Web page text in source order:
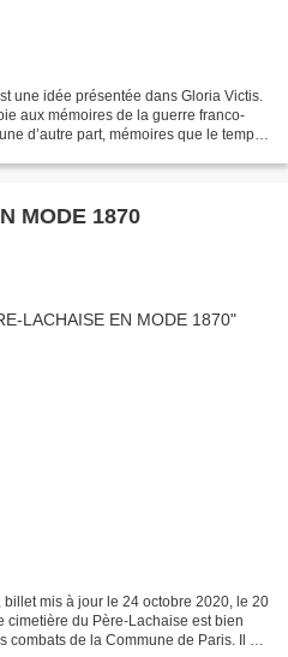
une idée présentée dans Gloria Victis.
aux mémoires de la guerre franco-
d’autre part, mémoires que le temps,
MODE 1870
mis à jour le 24 octobre 2020, le 20
cimetière du Père-Lachaise est bien
de la Commune de Paris. Il est